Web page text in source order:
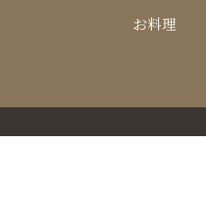
お料理